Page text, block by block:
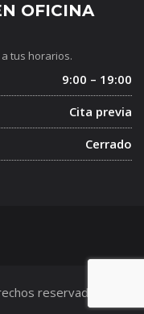
OFICINA
tus horarios.
9:00 – 19:00
Cita previa
Cerrado
reservados.